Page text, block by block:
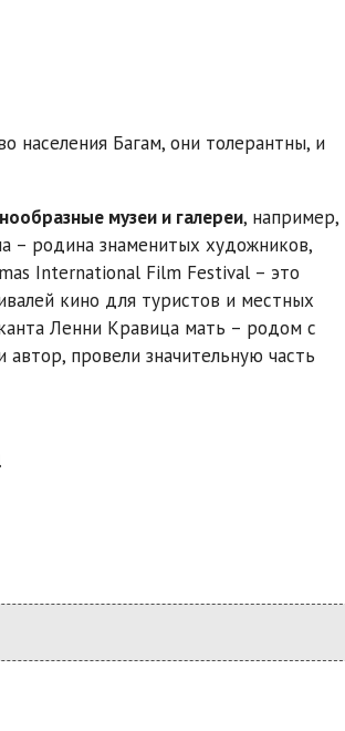
населения Багам, они толерантны, и
музеи и галереи, например,
– родина знаменитых художников,
International Film Festival – это
кино для туристов и местных
Ленни Кравица мать – родом с
провели значительную часть